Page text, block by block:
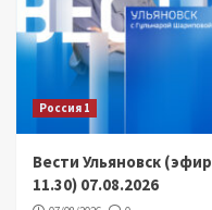
Россия 1
Вести Ульяновск (эфир
11.30) 07.08.2026